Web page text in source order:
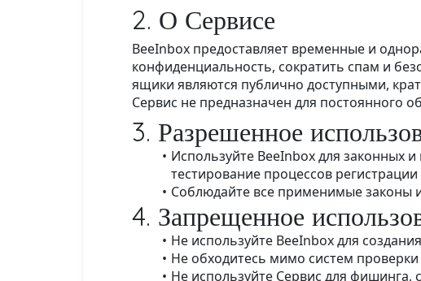
2. О Сервисе
BeeInbox предоставляет временные и
конфиденциальность, сократить спам и
ящики являются публично доступными,
Сервис не предназначен для
3. Разрешенное
Используйте BeeInbox для законных
тестирование процессов
Соблюдайте все применимые законы
4. Запрещенное
Не используйте BeeInbox для
Не обходитесь мимо систем
Не используйте Сервис для фишинга,